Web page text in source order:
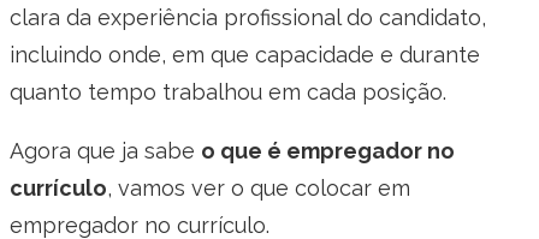
clara da experiência profissional do candidato,
incluindo onde, em que capacidade e durante
quanto tempo trabalhou em cada posição.
Agora que ja sabe o que é empregador no
currículo, vamos ver o que colocar em
empregador no currículo.